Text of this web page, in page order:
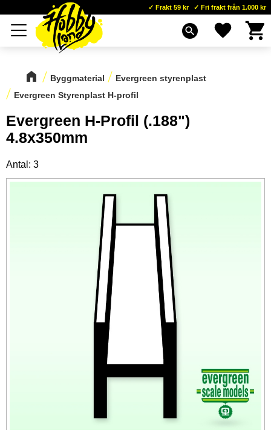
Meny
Frakt 59 kr Fri frakt från 1.000 kr
search Favoriter
Byggmaterial
Evergreen styrenplast
Evergreen Styrenplast H-profil
Evergreen H-Profil (.188")
4.8x350mm
Antal: 3